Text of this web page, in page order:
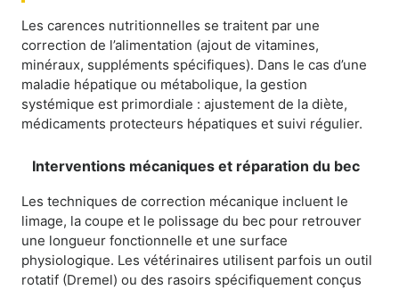
Les carences nutritionnelles se traitent par une
correction de l’alimentation (ajout de vitamines,
minéraux, suppléments spécifiques). Dans le cas d’une
maladie hépatique ou métabolique, la gestion
systémique est primordiale : ajustement de la diète,
médicaments protecteurs hépatiques et suivi régulier.
Interventions mécaniques et réparation du bec
Les techniques de correction mécanique incluent le
limage, la coupe et le polissage du bec pour retrouver
une longueur fonctionnelle et une surface
physiologique. Les vétérinaires utilisent parfois un outil
rotatif (Dremel) ou des rasoirs spécifiquement conçus